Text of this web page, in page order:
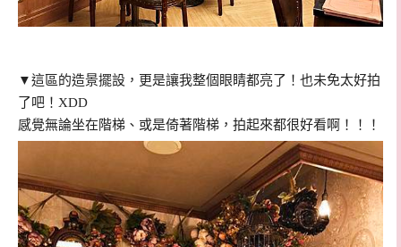
▼這區的造景擺設，更是讓我整個眼睛都亮了！也未免太好拍
了吧！XDD
感覺無論坐在階梯、或是倚著階梯，拍起來都很好看啊！！！